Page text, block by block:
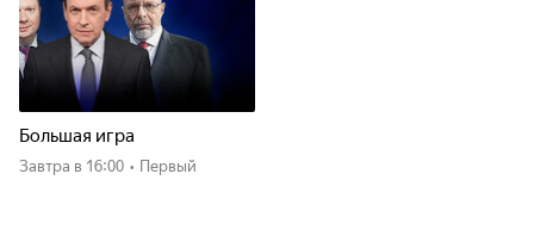
Большая игра
Завтра в 16:00 • Первый